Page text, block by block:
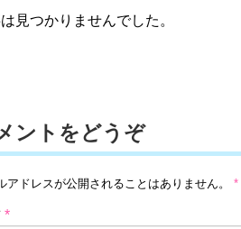
見つかりませんでした。
ントをどうぞ
アドレスが公開されることはありません。 *
*